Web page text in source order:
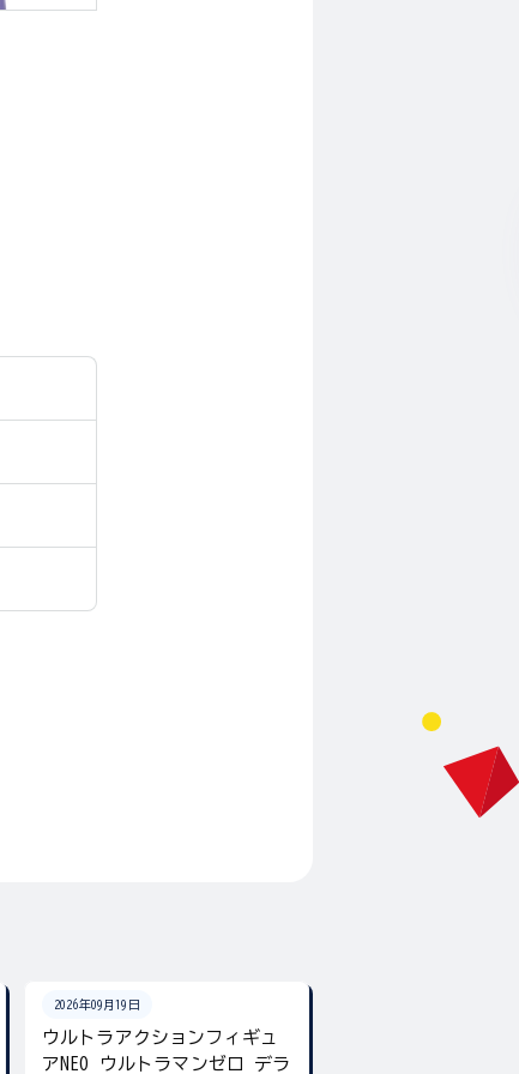
2026年09月19日
ウルトラアクションフィギュ
アNEO ウルトラマンゼロ デラ